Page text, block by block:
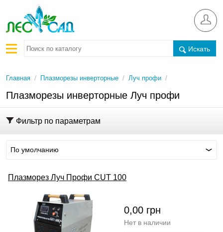
Искать
Главная / Плазморезы инверторные / Луч профи /
Плазморезы инверторные Луч профи
Фильтр по параметрам
По умолчанию
Плазморез Луч Профи CUT 100
0,00 грн
Нет в наличии